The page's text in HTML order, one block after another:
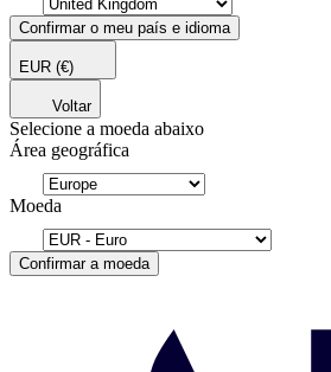
Confirmar o meu país e idioma
EUR (€)
Voltar
Selecione a moeda abaixo
Área geográfica
Moeda
Confirmar a moeda